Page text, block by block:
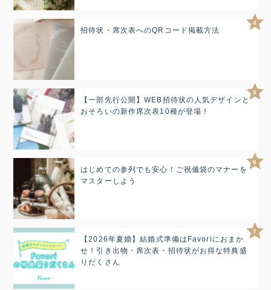
4
招待状・席次表へのQRコード掲載方法
5
【一部先行公開】WEB招待状の人気デザインと
おそろいの新作席次表10種が登場！
6
はじめての参列でも安心！ご祝儀袋のマナーを
マスターしよう
7
【2026年夏婚】結婚式準備はFavoriにおまか
せ！引き出物・席次表・招待状がお得な特典盛
りだくさん